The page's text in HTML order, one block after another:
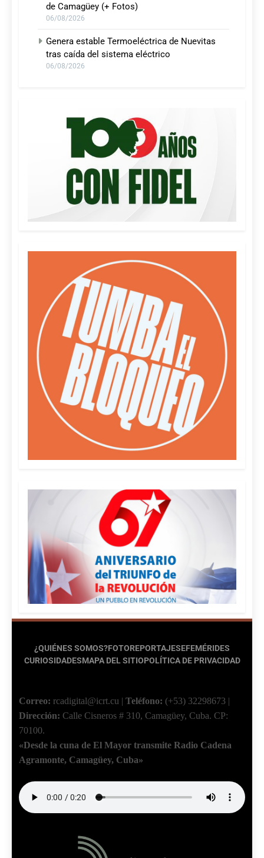
de Camagüey (+ Fotos)
06/08/2026
Genera estable Termoeléctrica de Nuevitas
tras caída del sistema eléctrico
06/08/2026
¿QUIÉNES SOMOS?FOTOREPORTAJESEFEMÉRIDES
CURIOSIDADESMAPA DEL SITIOPOLÍTICA DE PRIVACIDAD
Correo: rcadigital@icrt.cu | Teléfono: (+53) 32298673 |
Dirección: Calle Cisneros # 310, Camagüey, Cuba. CP:
70100.
«Desde la cuna de El Mayor transmite Radio Cadena
Agramonte, Camagüey, Cuba»